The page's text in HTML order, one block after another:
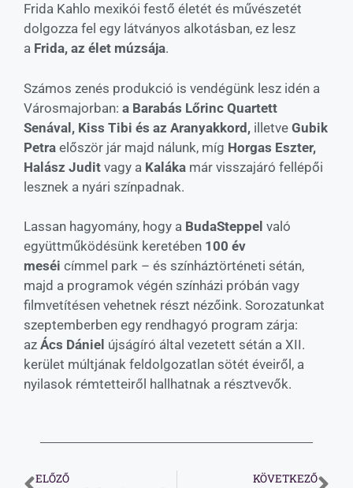
Frida Kahlo mexikói festő életét és művészetét
dolgozza fel egy látványos alkotásban, ez lesz
a Frida, az élet múzsája.
Számos zenés produkció is vendégünk lesz idén a
Városmajorban: a Barabás Lőrinc Quartett
Senával, Kiss Tibi és az Aranyakkord, illetve Gubik
Petra először jár majd nálunk, míg Horgas Eszter,
Halász Judit vagy a Kaláka már visszajáró fellépői
lesznek a nyári színpadnak.
Lassan hagyomány, hogy a BudaSteppel való
együttműködésünk keretében 100 év
meséi címmel park – és színháztörténeti sétán,
majd a programok végén színházi próbán vagy
filmvetítésen vehetnek részt nézőink. Sorozatunkat
szeptemberben egy rendhagyó program zárja:
az Ács Dániel újságíró által vezetett sétán a XII.
kerület múltjának feldolgozatlan sötét éveiről, a
nyilasok rémtetteiről hallhatnak a résztvevők.
ELŐZŐ KÖVETKEZŐ